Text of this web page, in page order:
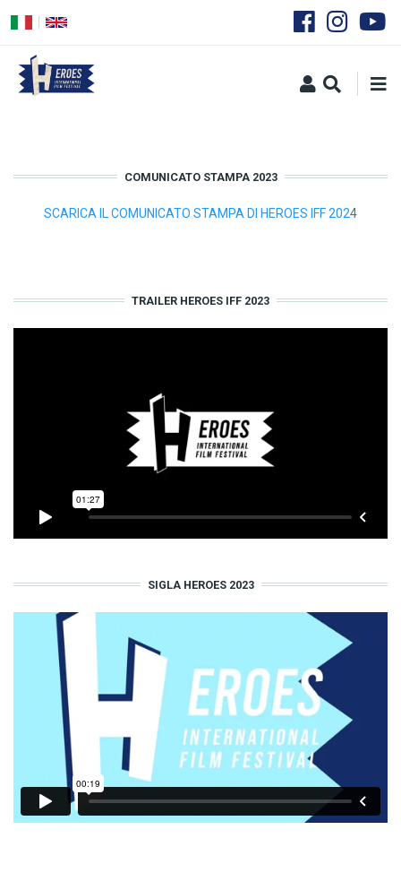
principale
COMUNICATO STAMPA 2023
SCARICA IL COMUNICATO STAMPA DI HEROES IFF 2024
TRAILER HEROES IFF 2023
SIGLA HEROES 2023